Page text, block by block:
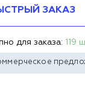
ЗАКАЗ
для заказа: 119